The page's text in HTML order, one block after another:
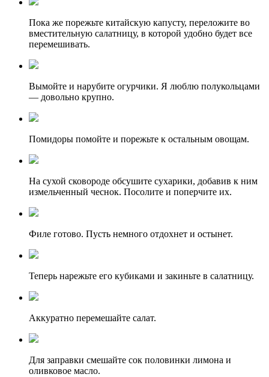
Пока же порежьте китайскую капусту, переложите во
вместительную салатницу, в которой удобно будет все
перемешивать.
Вымойте и нарубите огурчики. Я люблю полукольцами
— довольно крупно.
Помидоры помойте и порежьте к остальным овощам.
На сухой сковороде обсушите сухарики, добавив к ним
измельченный чеснок. Посолите и поперчите их.
Филе готово. Пусть немного отдохнет и остынет.
Теперь нарежьте его кубиками и закиньте в салатницу.
Аккуратно перемешайте салат.
Для заправки смешайте сок половинки лимона и
оливковое масло.